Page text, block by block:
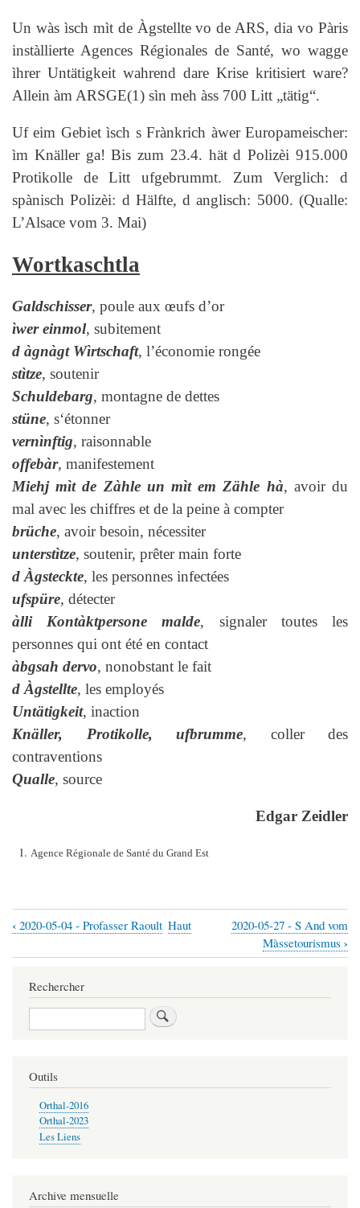
Un wàs ìsch mìt de Àgstellte vo de ARS, dia vo Pàris
instàllierte Agences Régionales de Santé, wo wagge
ìhrer Untätigkeit wahrend dare Krise kritisiert ware?
Allein àm ARSGE(1) sìn meh àss 700 Litt „tätig“.
Uf eim Gebiet ìsch s Frànkrich àwer Europameischer:
ìm Knäller ga! Bis zum 23.4. hät d Polizèi 915.000
Protikolle de Litt ufgebrummt. Zum Verglich: d
spànisch Polizèi: d Hälfte, d anglisch: 5000. (Qualle:
L’Alsace vom 3. Mai)
Wortkaschtla
Galdschisser, poule aux œufs d’or
ìwer einmol, subitement
d àgnàgt Wìrtschaft, l’économie rongée
stìtze, soutenir
Schuldebarg, montagne de dettes
stüne, s‘étonner
vernìnftig, raisonnable
offebàr, manifestement
Miehj mìt de Zàhle un mìt em Zähle hà, avoir du
mal avec les chiffres et de la peine à compter
brüche, avoir besoin, nécessiter
unterstìtze, soutenir, prêter main forte
d Àgsteckte, les personnes infectées
ufspüre, détecter
àlli Kontàktpersone malde, signaler toutes les
personnes qui ont été en contact
àbgsah dervo, nonobstant le fait
d Àgstellte, les employés
Untätigkeit, inaction
Knäller, Protikolle, ufbrumme, coller des
contraventions
Qualle, source
Edgar Zeidler
Agence Régionale de Santé du Grand Est
Liens
transversaux
livre
pour
05-
Galdschisser
‹ 2020-05-04 - Profasser Raoult Haut
2020-05-27 - S And vom
Màssetourismus ›
Rechercher
Rechercher
Outils
Orthal-2016
Orthal-2023
Les Liens
Archive mensuelle